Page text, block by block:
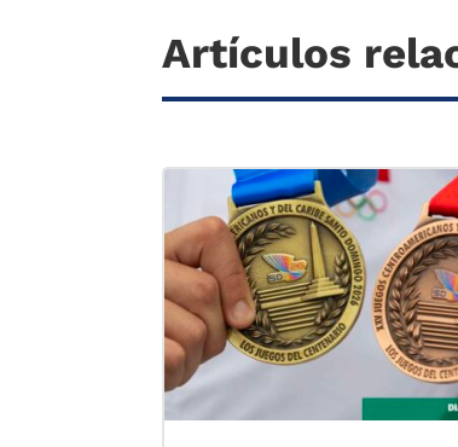
Artículos